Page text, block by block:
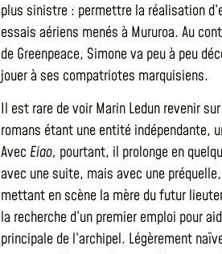
plus sinistre : permettre la réalisation
essais aériens menés à Mururoa. Au
de Greenpeace, Simone va peu à peu
jouer à ses compatriotes marquisiens.
Il est rare de voir Marin Ledun revenir
romans étant une entité indépendante,
Avec Eiao, pourtant, il prolonge en
avec une suite, mais avec une
mettant en scène la mère du futur
la recherche d’un premier emploi pour
principale de l’archipel. Légèrement